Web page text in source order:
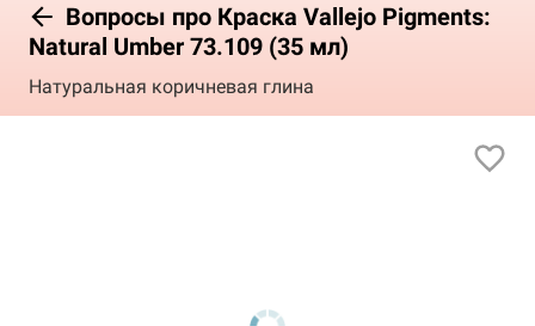
Вопросы про Краска Vallejo Pigments:
Natural Umber 73.109 (35 мл)
Натуральная коричневая глина